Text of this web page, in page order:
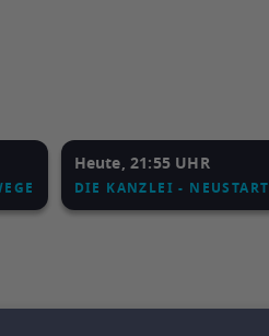
Heute, 21:55 UHR
DIE KANZLEI - NEUSTART